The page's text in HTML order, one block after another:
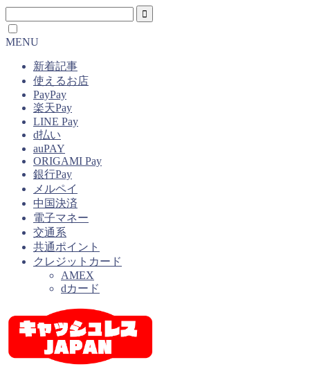
MENU
新着記事
使えるお店
PayPay
楽天Pay
LINE Pay
d払い
auPAY
ORIGAMI Pay
銀行Pay
メルペイ
中国決済
電子マネー
交通系
共通ポイント
クレジットカード
AMEX
dカード